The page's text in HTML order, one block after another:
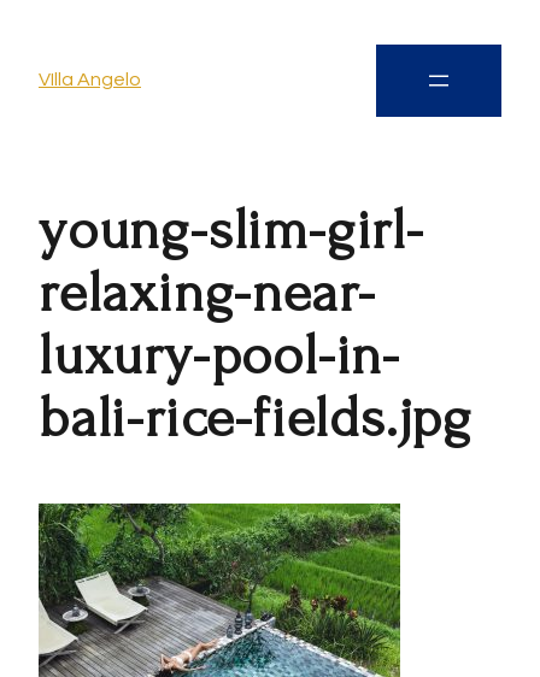
VIlla Angelo
young-slim-girl-
relaxing-near-
luxury-pool-in-
bali-rice-fields.jpg